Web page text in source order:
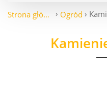
Strona główna Ogród